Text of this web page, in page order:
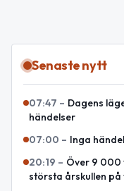
Senaste nytt
07:47 – Dagens
händelser
07:00 – Inga
20:19 – Över 9 000
största årskullen på